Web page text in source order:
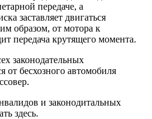
передаче, а
заставляет двигаться
образом, от мотора к
передача крутящего момента.
законодательных
от бесхозного автомобиля
и законодитальных
здесь.